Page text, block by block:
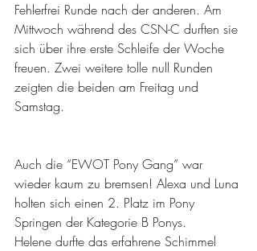
Fehlerfrei Runde nach der anderen. Am
Mittwoch während des CSN-C durften sie
sich über ihre erste Schleife der Woche
freuen. Zwei weitere tolle null Runden
zeigten die beiden am Freitag und
Samstag.
Auch die “EWOT Pony Gang” war
wieder kaum zu bremsen! Alexa und Luna
holten sich einen 2. Platz im Pony
Springen der Kategorie B Ponys.
Helene durfte das erfahrene Schimmel